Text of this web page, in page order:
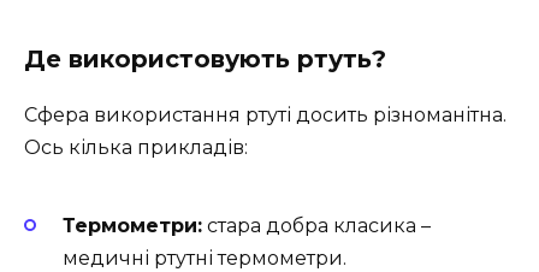
Де використовують ртуть?
Сфера використання ртуті досить різноманітна.
Ось кілька прикладів:
Термометри: стара добра класика –
медичні ртутні термометри.